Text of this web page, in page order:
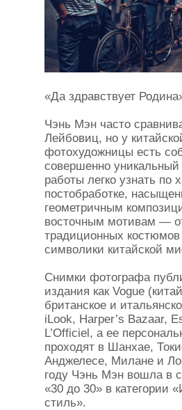
«Да здравствует
Чэнь Мэн часто
Лейбовиц, но у
фотохудожницы есть
совершенно
работы легко узнать по
постобработке,
геометричным
восточным мотивам —
традиционных
символики китайской
Снимки фотографа
издания как Vogue
британское и
iLook, Harper’s Bazaar,
L’Officiel, а ее
проходят в Шанхае,
Анджелесе, Милане и
году Чэнь Мэн вошла в
«30 до 30» в категории
стиль».